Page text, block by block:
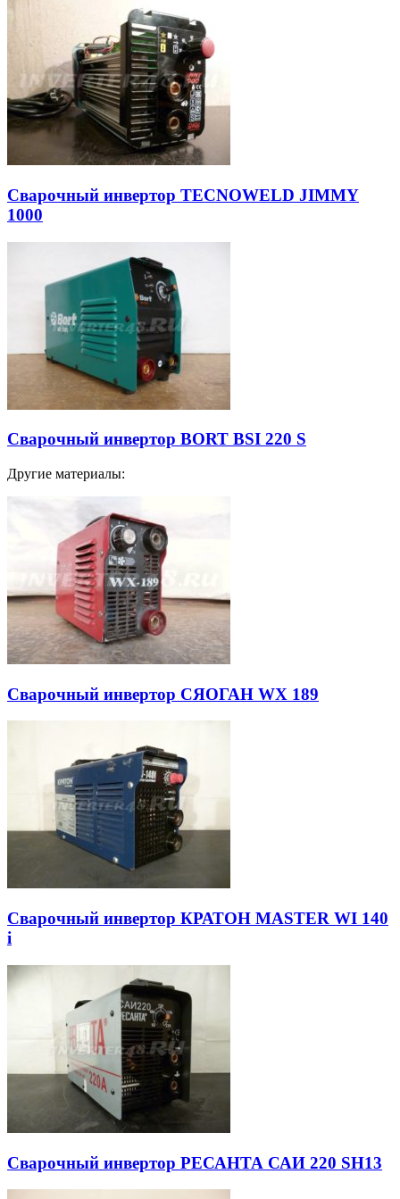
Сварочный инвертор TECNOWELD JIMMY
1000
Сварочный инвертор BORT BSI 220 S
Другие материалы:
Сварочный инвертор СЯОГАН WX 189
Сварочный инвертор КРАТОН MASTER WI 140
i
Сварочный инвертор РЕСАНТА САИ 220 SH13